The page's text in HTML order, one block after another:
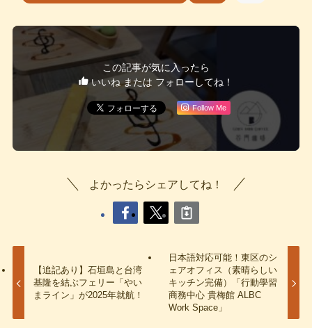
この記事が気に入ったら
いいね または フォローしてね！
Follow Me
よかったらシェアしてね！
【追記あり】石垣島と台湾
基隆を結ぶフェリー「やい
まライン」が2025年就航！
日本語対応可能！東区のシ
ェアオフィス（素晴らしい
キッチン完備）「行動學習
商務中心 貴梅館 ALBC
Work Space」